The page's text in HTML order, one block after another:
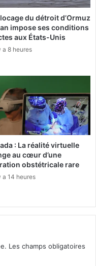
du détroit d’Ormuz
impose ses conditions
aux États-Unis
a 8 heures
: La réalité virtuelle
au cœur d’une
obstétricale rare
a 14 heures
Les champs obligatoires